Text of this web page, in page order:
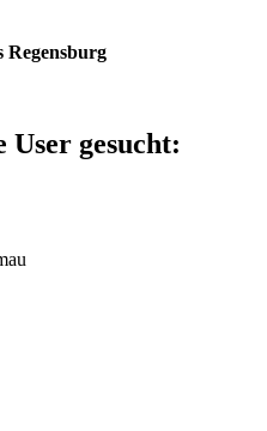
Regensburg
User gesucht: